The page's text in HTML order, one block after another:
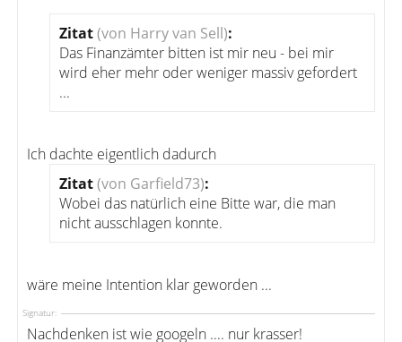
Zitat(von Harry van Sell):
Das Finanzämter bitten ist mir neu - bei mir
wird eher mehr oder weniger massiv gefordert
...
Ich dachte eigentlich dadurch
Zitat(von Garfield73):
Wobei das natürlich eine Bitte war, die man
nicht ausschlagen konnte.
wäre meine Intention klar geworden ...
Signatur:
Nachdenken ist wie googeln .... nur krasser!